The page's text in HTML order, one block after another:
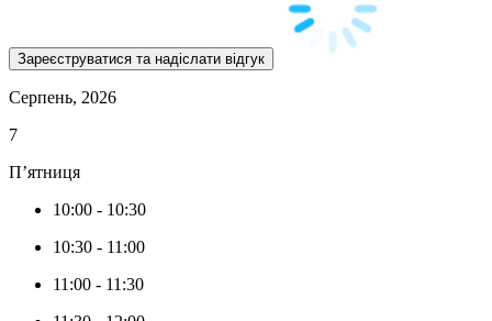
Серпень, 2026
7
П’ятниця
10:00 - 10:30
10:30 - 11:00
11:00 - 11:30